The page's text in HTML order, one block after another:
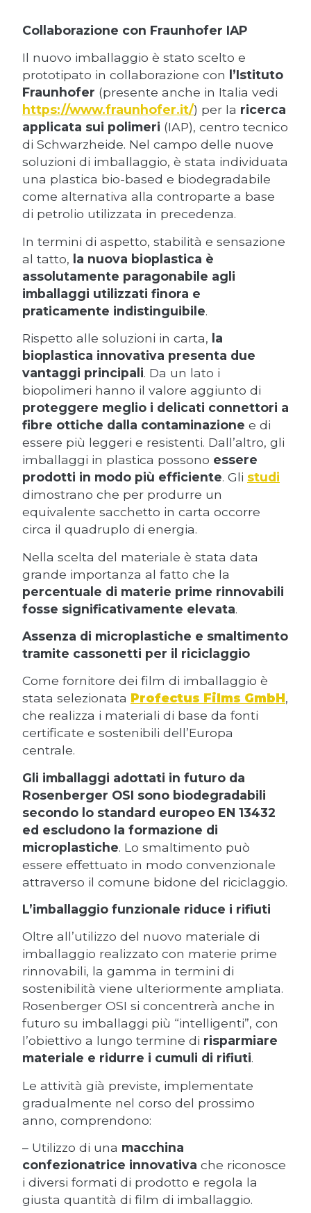
Collaborazione con Fraunhofer IAP
Il nuovo imballaggio è stato scelto e
prototipato in collaborazione con
l’Istituto
Fraunhofer (presente anche in Italia vedi
https://www.fraunhofer.it/) per la ricerca
applicata sui polimeri (IAP), centro tecnico
di Schwarzheide. Nel campo delle nuove
soluzioni di imballaggio, è stata individuata
una plastica bio-based e biodegradabile
come alternativa alla controparte a base
di petrolio utilizzata in precedenza.
In termini di aspetto, stabilità e sensazione
al tatto, la nuova bioplastica è
assolutamente paragonabile agli
imballaggi utilizzati finora e
praticamente indistinguibile.
Rispetto alle soluzioni in carta, la
bioplastica innovativa presenta due
vantaggi principali. Da un lato i
biopolimeri hanno il valore aggiunto di
proteggere meglio i delicati connettori a
fibre ottiche dalla contaminazione e di
essere più leggeri e resistenti. Dall’altro, gli
imballaggi in plastica possono essere
prodotti in modo più efficiente. Gli studi
dimostrano che per produrre un
equivalente sacchetto in carta occorre
circa il quadruplo di energia.
Nella scelta del materiale è stata data
grande importanza al fatto che la
percentuale di materie prime rinnovabili
fosse significativamente elevata.
Assenza di microplastiche e smaltimento
tramite cassonetti per il riciclaggio
Come fornitore dei film di imballaggio è
stata selezionata Profectus Films GmbH,
che realizza i materiali di base da fonti
certificate e sostenibili dell’Europa
centrale.
Gli imballaggi adottati in futuro da
Rosenberger OSI sono biodegradabili
secondo lo standard europeo EN 13432
ed escludono la formazione di
microplastiche. Lo smaltimento può
essere effettuato in modo convenzionale
attraverso il comune bidone del riciclaggio.
L’imballaggio funzionale riduce i rifiuti
Oltre all’utilizzo del nuovo materiale di
imballaggio realizzato con materie prime
rinnovabili, la gamma in termini di
sostenibilità viene ulteriormente ampliata.
Rosenberger OSI si concentrerà anche in
futuro su imballaggi più “intelligenti”, con
l’obiettivo a lungo termine di risparmiare
materiale e ridurre i cumuli di rifiuti.
Le attività già previste, implementate
gradualmente nel corso del prossimo
anno, comprendono:
– Utilizzo di una macchina
confezionatrice innovativa che riconosce
i diversi formati di prodotto e regola la
giusta quantità di film di imballaggio.